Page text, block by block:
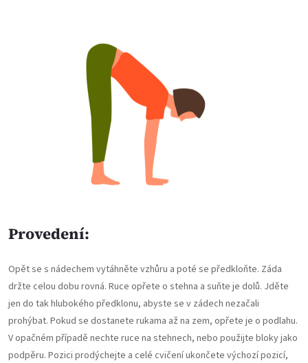
Provedení:
Opět se s nádechem vytáhněte vzhůru a poté se předkloňte. Záda
držte celou dobu rovná. Ruce opřete o stehna a suňte je dolů. Jděte
jen do tak hlubokého předklonu, abyste se v zádech nezačali
prohýbat. Pokud se dostanete rukama až na zem, opřete je o podlahu.
V opačném případě nechte ruce na stehnech, nebo použijte bloky jako
podpěru. Pozici prodýchejte a celé cvičení ukončete výchozí pozicí,